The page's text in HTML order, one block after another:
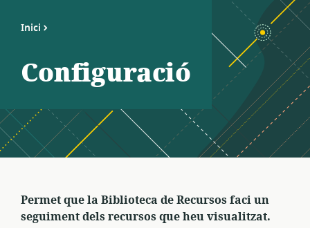
Inici
Configuració
Permet que la Biblioteca de Recursos faci un
seguiment dels recursos que heu visualitzat.